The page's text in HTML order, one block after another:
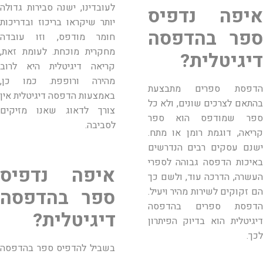
איפה נדפיס
ספר בהדפסה
דיגיטלית?
הדפסת ספרים מתבצעת
בהתאם לצרכים שונים, ולא כל
ספר שמודפס הוא ספר
קריאה, דוגמת רומן או מתח.
ישנם עסקים רבים הנדרשים
באיכות הדפסה גבוהה לספרי
העשרה, הדרכה עוד, ולשם כך
הם זקוקים לשירות מהיר ויעיל.
הדפסת ספרים בהדפסה
דיגיטלית הוא בדיוק הפיתרון
לכך.
לעובדינו, ישנה סבירות גדולה
יותר שיקראו בריכוז ובדריכות
חומר מודפס, וזו עובדה
מחקרית מוכחת. לעומת זאת,
קריאה דיגיטלית היא לרוב
מהירה ורופפת. כמו כן,
באמצעות הדפסה דיגיטלית אין
צורך לדאוג שאנו מזיקים
לסביבה.
איפה נדפיס
ספר בהדפסה
דיגיטלית?
בשביל להדפיס ספר בהדפסה